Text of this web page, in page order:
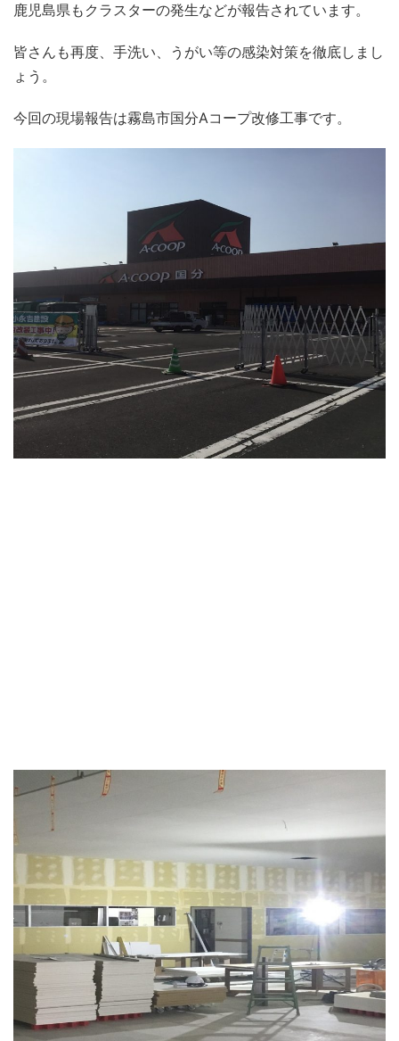
鹿児島県もクラスターの発生などが報告されています。
皆さんも再度、手洗い、うがい等の感染対策を徹底しまし
ょう。
今回の現場報告は霧島市国分Aコープ改修工事です。